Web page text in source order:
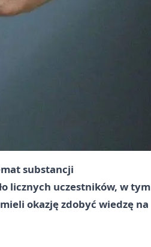
substancji
licznych uczestników, w tym
okazję zdobyć wiedzę na